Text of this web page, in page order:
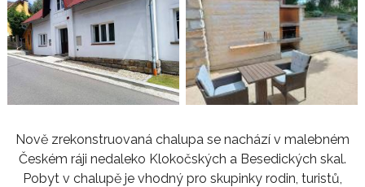
Nově zrekonstruovaná chalupa se nachází v malebném
Českém ráji nedaleko Klokočských a Besedických skal.
Pobyt v chalupě je vhodný pro skupinky rodin, turistů,